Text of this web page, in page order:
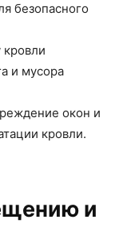
безопасного
и мусора
окон и
кровли.
и